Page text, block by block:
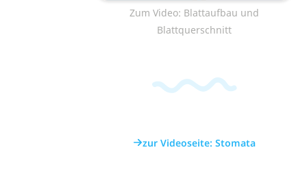
Zum Video: Blattaufbau und
Blattquerschnitt
zur Videoseite: Stomata